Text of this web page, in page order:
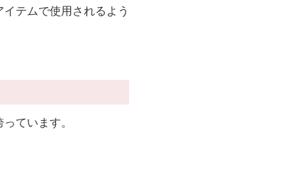
テムで使用されるよう
ています。